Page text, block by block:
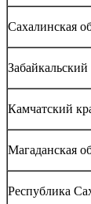
Сахалинская
Забайкальский
Камчатский
Магаданская
Республика